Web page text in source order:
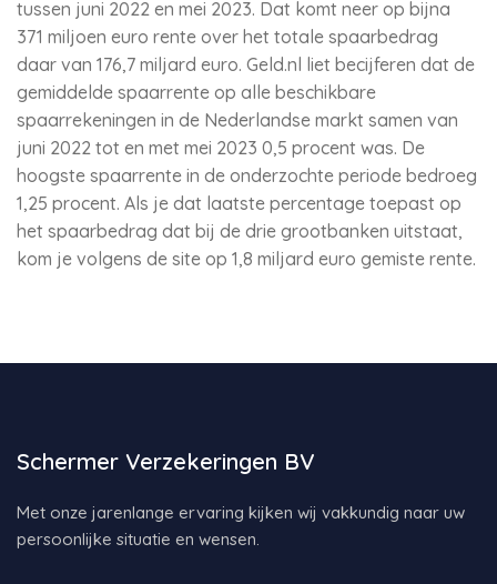
tussen juni 2022 en mei 2023. Dat komt neer op bijna
371 miljoen euro rente over het totale spaarbedrag
daar van 176,7 miljard euro. Geld.nl liet becijferen dat de
gemiddelde spaarrente op alle beschikbare
spaarrekeningen in de Nederlandse markt samen van
juni 2022 tot en met mei 2023 0,5 procent was. De
hoogste spaarrente in de onderzochte periode bedroeg
1,25 procent. Als je dat laatste percentage toepast op
het spaarbedrag dat bij de drie grootbanken uitstaat,
kom je volgens de site op 1,8 miljard euro gemiste rente.
Schermer Verzekeringen BV
Met onze jarenlange ervaring kijken wij vakkundig naar uw
persoonlijke situatie en wensen.